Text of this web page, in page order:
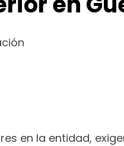
en la entidad,